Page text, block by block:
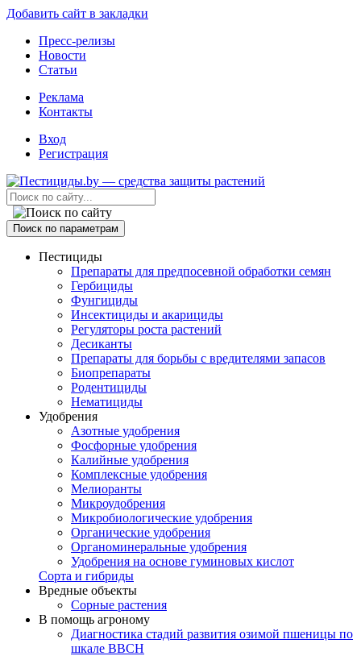
Добавить сайт в закладки
Пресс-релизы
Новости
Статьи
Реклама
Контакты
Вход
Регистрация
Поиск по параметрам
Пестициды
Препараты для предпосевной обработки семян
Гербициды
Фунгициды
Инсектициды и акарициды
Регуляторы роста растений
Десиканты
Препараты для борьбы с вредителями запасов
Биопрепараты
Родентициды
Нематициды
Удобрения
Азотные удобрения
Фосфорные удобрения
Калийные удобрения
Комплексные удобрения
Мелиоранты
Микроудобрения
Микробиологические удобрения
Органические удобрения
Органоминеральные удобрения
Удобрения на основе гуминовых кислот
Сорта и гибриды
Вредные объекты
Сорные растения
В помощь агроному
Диагностика стадий развития озимой пшеницы по
шкале ВВСН